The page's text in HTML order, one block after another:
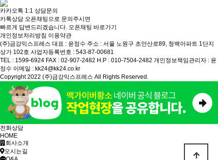
카카오톡 1:1 상담문의
카톡상담 오픈채팅으로 문의주시면
빠르게 답변드리겠습니다. 오픈채팅 바로가기
개인정보처리방침 이용약관
(주)금강익스프레스 대표 : 윤정수 주소 : 서울 노원구 초안산로89, 청백아파트 1단지
상가 102호 사업자등록번호 : 543-87-00681
TEL : 1599-6924 FAX : 02-907-2482 H.P : 010-7504-2482 개인정보책임관리자 : 윤
정수 이메일 : kk24@kk24.co.kr
Copyright 2022 (주)금강익스프레스 All Rights Reserved.
전화상담
HOME
회사소개
오시는길